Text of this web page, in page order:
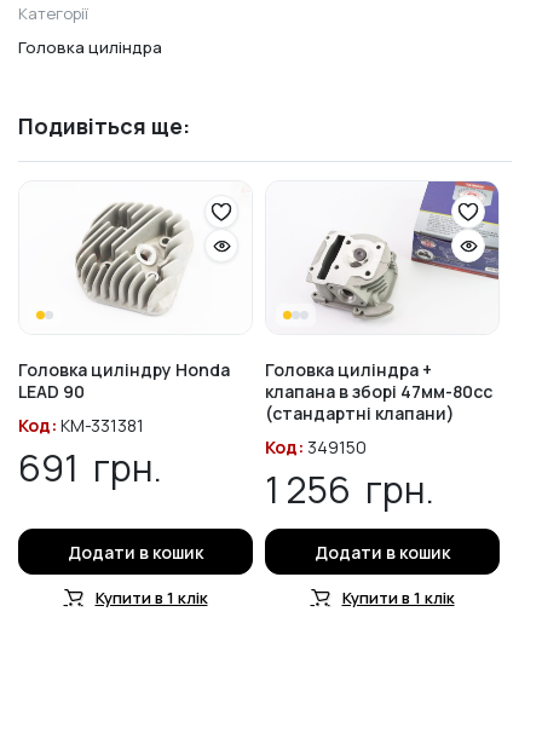
Категорії
Головка циліндра
Подивіться ще:
Головка циліндру Honda
LEAD 90
Код: KM-331381
691 грн.
Додати в кошик
Купити в 1 клік
Головка циліндра +
клапана в зборі 47мм-80cc
(стандартні клапани)
Код: 349150
1 256 грн.
Додати в кошик
Купити в 1 клік